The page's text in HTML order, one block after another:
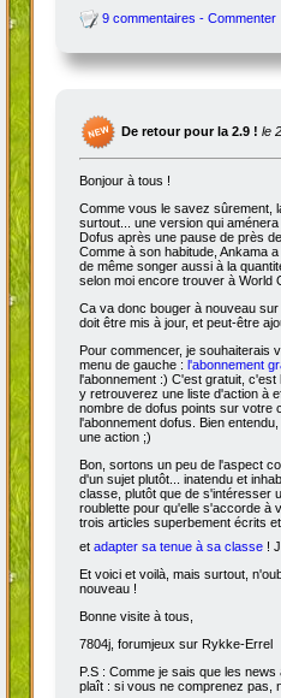
9 commentaires - Commenter
De retour pour la 2.9 ! le
Bonjour à tous !
Comme vous le savez sûrement,
surtout... une version qui
Dofus après une pause de près
Comme à son habitude, Ankama
de même songer aussi à la
selon moi encore trouver à World
Ca va donc bouger à nouveau
doit être mis à jour, et peut-être
Pour commencer, je
menu de gauche : l'abonnement
l'abonnement :) C'est gratuit,
y retrouverez une liste d'action à
nombre de dofus points sur votre
l'abonnement dofus. Bien
une action ;)
Bon, sortons un peu de l'aspect
d'un sujet plutôt... inatendu et
classe, plutôt que de s'intéresser
roublette pour qu'elle s'accorde à
trois articles superbement écrits
et adapter sa tenue à sa classe !
Et voici et voilà, mais surtout,
nouveau !
Bonne visite à tous,
7804j, forumjeux sur Rykke-Errel
P.S : Comme je sais que les
plaît : si vous ne comprenez pas,